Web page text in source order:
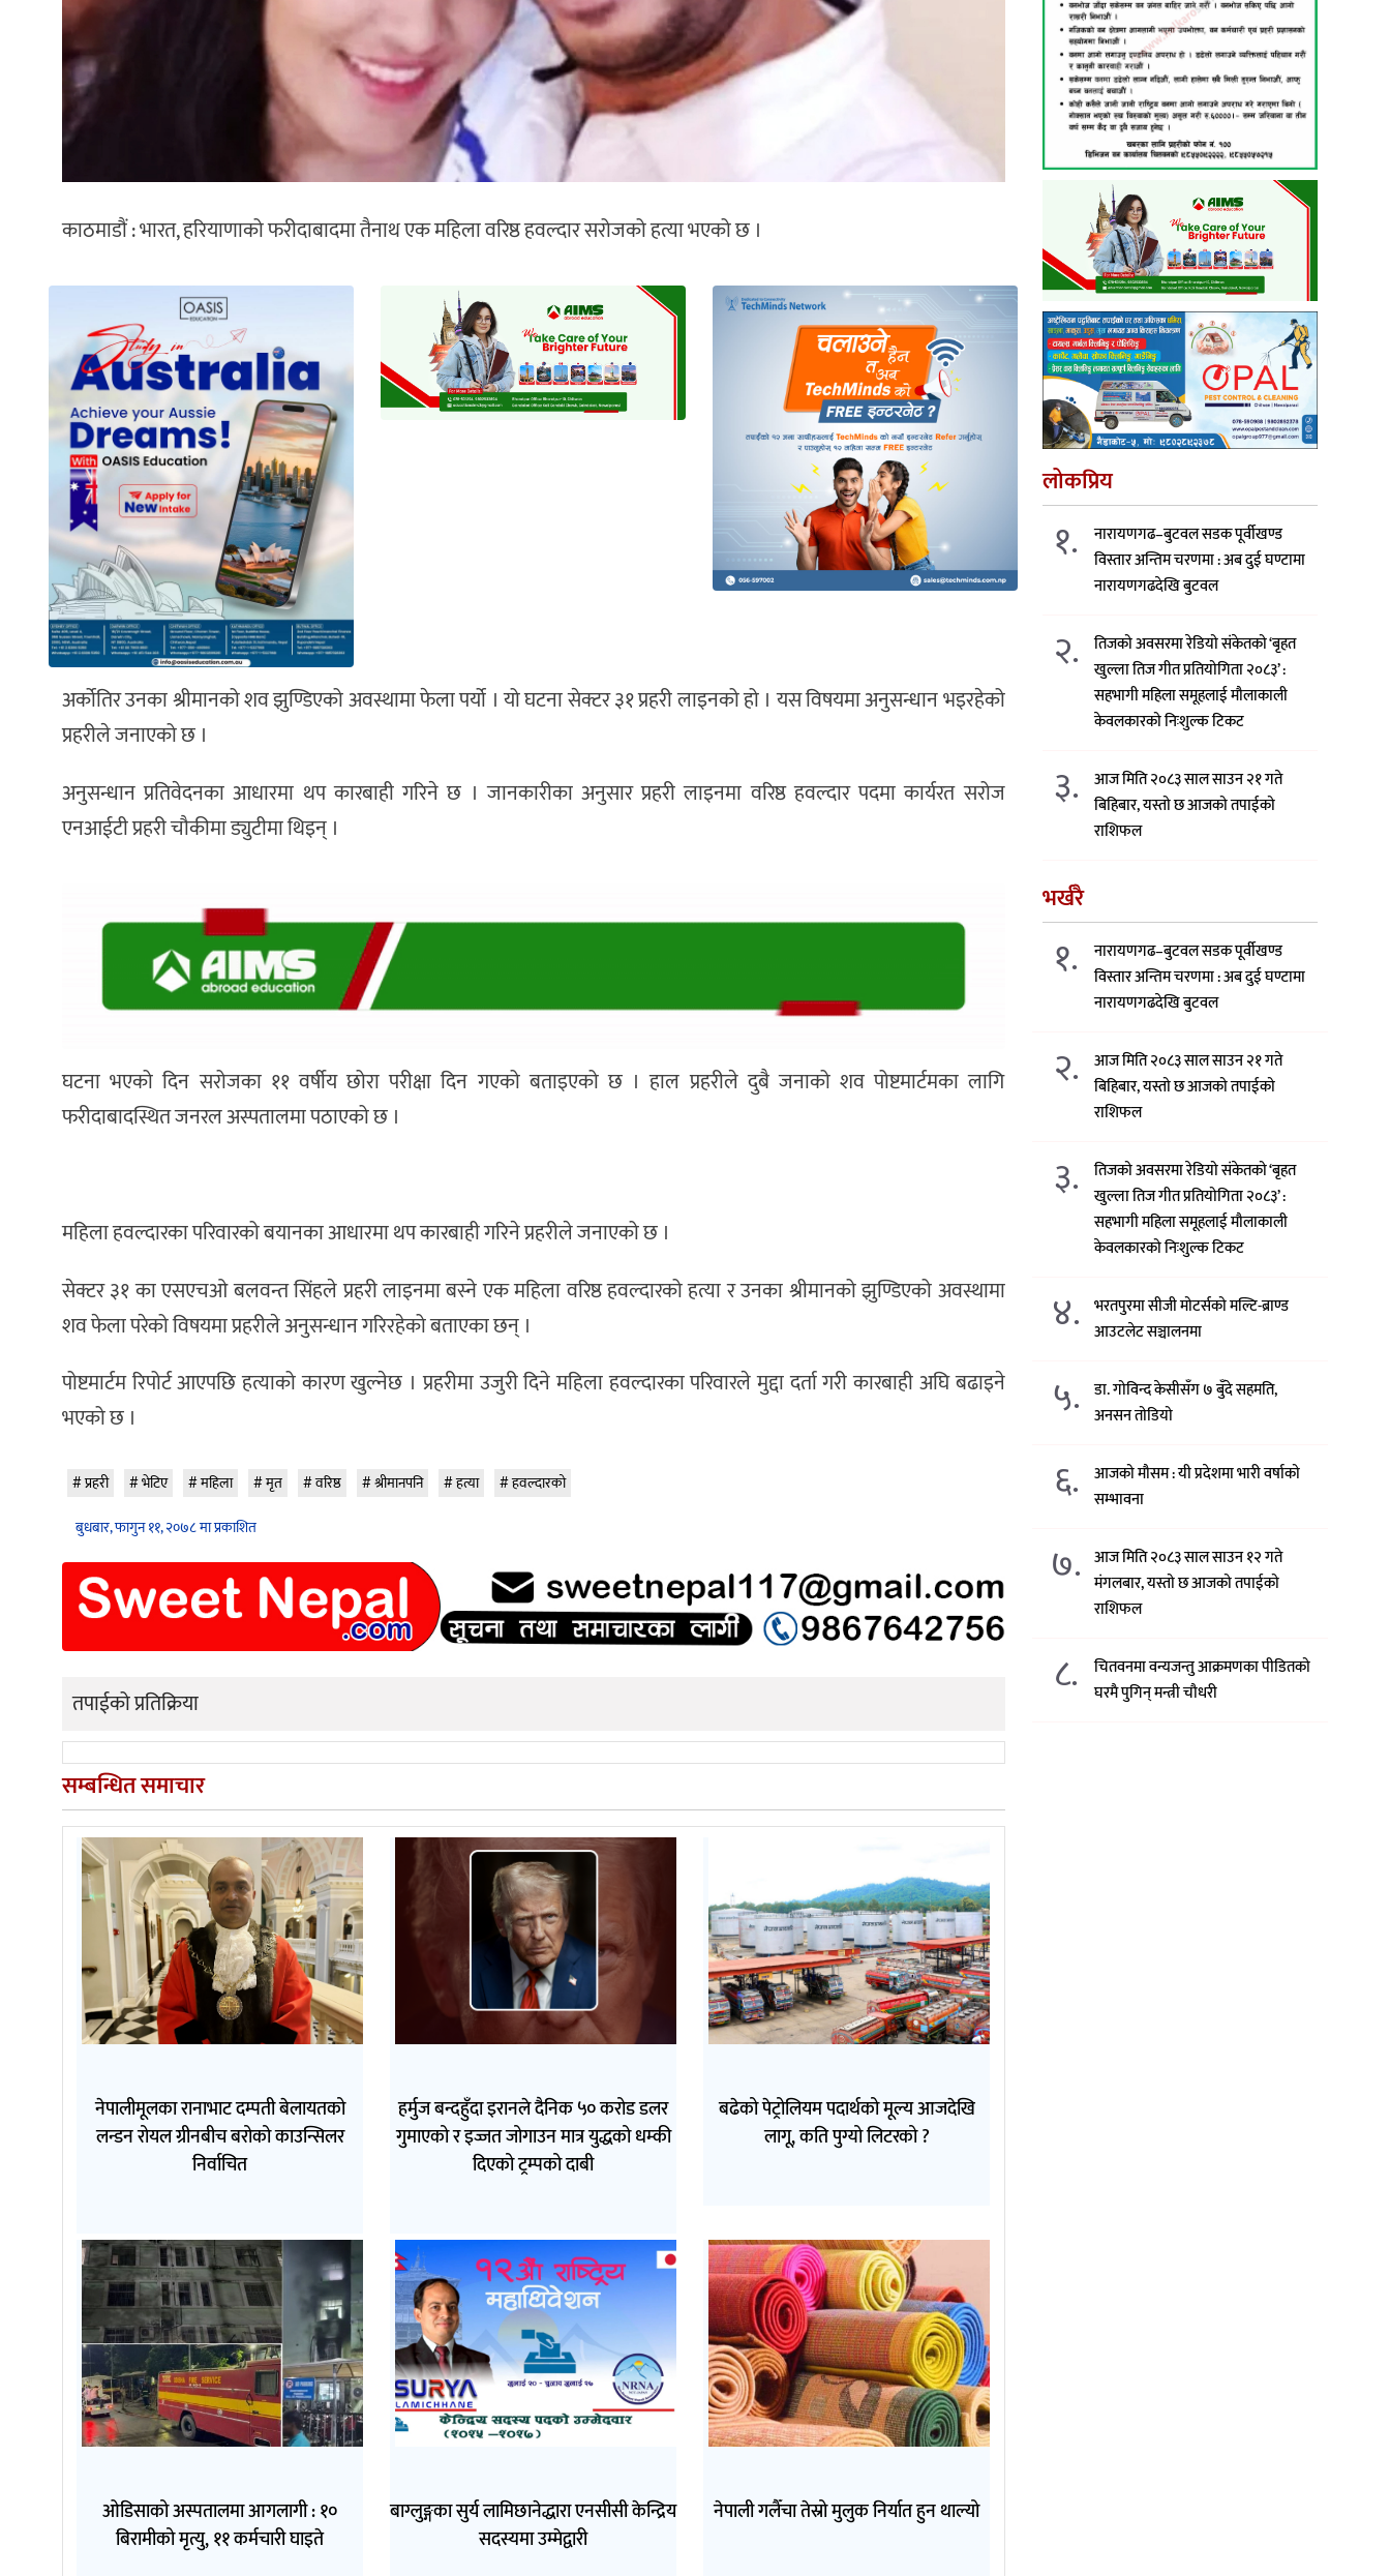
काठमाडौं : भारत, हरियाणाको फरीदाबादमा तैनाथ एक महिला वरिष्ठ हवल्दार सरोजको हत्या भएको छ ।
अर्कोतिर उनका श्रीमानको शव झुण्डिएको अवस्थामा फेला पर्यो । यो घटना सेक्टर ३१ प्रहरी लाइनको हो । यस विषयमा अनुसन्धान भइरहेको
प्रहरीले जनाएको छ ।
अनुसन्धान प्रतिवेदनका आधारमा थप कारबाही गरिने छ । जानकारीका अनुसार प्रहरी लाइनमा वरिष्ठ हवल्दार पदमा कार्यरत सरोज
एनआईटी प्रहरी चौकीमा ड्युटीमा थिइन् ।
घटना भएको दिन सरोजका ११ वर्षीय छोरा परीक्षा दिन गएको बताइएको छ । हाल प्रहरीले दुबै जनाको शव पोष्टमार्टमका लागि
फरीदाबादस्थित जनरल अस्पतालमा पठाएको छ ।
महिला हवल्दारका परिवारको बयानका आधारमा थप कारबाही गरिने प्रहरीले जनाएको छ ।
सेक्टर ३१ का एसएचओ बलवन्त सिंहले प्रहरी लाइनमा बस्ने एक महिला वरिष्ठ हवल्दारको हत्या र उनका श्रीमानको झुण्डिएको अवस्थामा
शव फेला परेको विषयमा प्रहरीले अनुसन्धान गरिरहेको बताएका छन् ।
पोष्टमार्टम रिपोर्ट आएपछि हत्याको कारण खुल्नेछ । प्रहरीमा उजुरी दिने महिला हवल्दारका परिवारले मुद्दा दर्ता गरी कारबाही अघि बढाइने
भएको छ ।
प्रहरी भेटिए महिला मृत वरिष्ठ श्रीमानपनि हत्या
हवल्दारको
बुधबार, फागुन ११, २०७८ मा प्रकाशित
तपाईको प्रतिक्रिया
सम्बन्धित समाचार
नेपालीमूलका रानाभाट दम्पती बेलायतको
लन्डन रोयल ग्रीनबीच बरोको काउन्सिलर
निर्वाचित
हर्मुज बन्दहुँदा इरानले दैनिक ५० करोड डलर
गुमाएको र इज्जत जोगाउन मात्र युद्धको धम्की
दिएको ट्रम्पको दाबी
बढेको पेट्रोलियम पदार्थको मूल्य आजदेखि
लागू, कति पुग्यो लिटरको ?
ओडिसाको अस्पतालमा आगलागी : १०
बिरामीको मृत्यु, ११ कर्मचारी घाइते
बाग्लुङ्गका सुर्य लामिछानेद्धारा एनसीसी केन्द्रिय
सदस्यमा उम्मेद्वारी
नेपाली गलैँचा तेस्रो मुलुक निर्यात हुन थाल्यो
लोकप्रिय
१.
नारायणगढ–बुटवल सडक पूर्वीखण्ड
विस्तार अन्तिम चरणमा : अब दुई घण्टामा
नारायणगढदेखि बुटवल
२.
तिजको अवसरमा रेडियो संकेतको ‘बृहत
खुल्ला तिज गीत प्रतियोगिता २०८३’ :
सहभागी महिला समूहलाई मौलाकाली
केवलकारको निःशुल्क टिकट
३.
आज मिति २०८३ साल साउन २१ गते
बिहिबार, यस्तो छ आजको तपाईको
राशिफल
भर्खरै
१.
नारायणगढ–बुटवल सडक पूर्वीखण्ड
विस्तार अन्तिम चरणमा : अब दुई घण्टामा
नारायणगढदेखि बुटवल
२.
आज मिति २०८३ साल साउन २१ गते
बिहिबार, यस्तो छ आजको तपाईको
राशिफल
३.
तिजको अवसरमा रेडियो संकेतको ‘बृहत
खुल्ला तिज गीत प्रतियोगिता २०८३’ :
सहभागी महिला समूहलाई मौलाकाली
केवलकारको निःशुल्क टिकट
४.
भरतपुरमा सीजी मोटर्सको मल्टि-ब्राण्ड
आउटलेट सञ्चालनमा
५.
डा. गोविन्द केसीसँग ७ बुँदे सहमति,
अनसन तोडियो
६.
आजको मौसम : यी प्रदेशमा भारी वर्षाको
सम्भावना
७. आज मिति २०८३ साल साउन १२ गते
मंगलबार, यस्तो छ आजको तपाईको
राशिफल
८.
चितवनमा वन्यजन्तु आक्रमणका पीडितको
घरमै पुगिन् मन्त्री चौधरी